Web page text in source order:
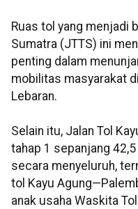
Ruas tol yang menjadi
Sumatra (JTTS) ini
penting dalam
mobilitas masyarakat
Lebaran.
Selain itu, Jalan Tol
tahap 1 sepanjang
secara menyeluruh,
tol Kayu
anak usaha Waskita